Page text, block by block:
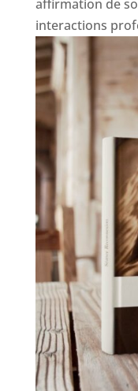
affirmation de
interactions